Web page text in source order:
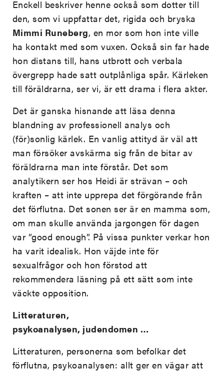
Enckell beskriver henne också som dotter till
den, som vi uppfattar det, rigida och bryska
Mimmi Runeberg, en mor som hon inte ville
ha kontakt med som vuxen. Också sin far hade
hon distans till, hans utbrott och verbala
övergrepp hade satt outplånliga spår. Kärleken
till föräldrarna, ser vi, är ett drama i flera akter.
Det är ganska hisnande att läsa denna
blandning av professionell analys och
(för)sonlig kärlek. En vanlig attityd är väl att
man försöker avskärma sig från de bitar av
föräldrarna man inte förstår. Det som
analytikern ser hos Heidi är strävan – och
kraften – att inte upprepa det förgörande från
det förflutna. Det sonen ser är en mamma som,
om man skulle använda jargongen för dagen
var ”good enough”. På vissa punkter verkar hon
ha varit idealisk. Hon väjde inte för
sexualfrågor och hon förstod att
rekommendera läsning på ett sätt som inte
väckte opposition.
Litteraturen,
psykoanalysen, judendomen …
Litteraturen, personerna som befolkar det
förflutna, psykoanalysen: allt ger en vägar att